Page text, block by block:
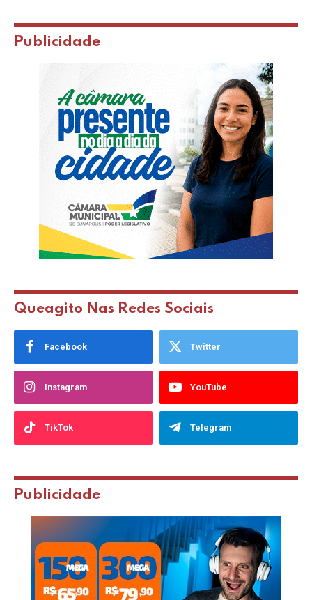
Publicidade
Queagito Nas Redes Sociais
Facebook Twitter
Instagram YouTube
TikTok Telegram
Publicidade